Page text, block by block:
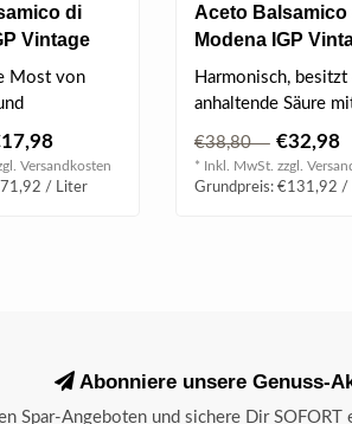
di
Vintage
(250ml)
Most von
Versandkosten
/ Liter
Aceto Balsamico
Modena IGP
Estense Giallo
Harmonisch, besitzt
anhaltende Säure
€38,80 €32,98
* Inkl. MwSt. zzgl.
Grundpreis: €131,92 /
Abonniere unsere Genuss-
Spar-Angeboten und sichere Dir